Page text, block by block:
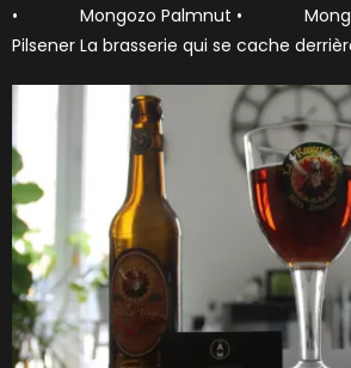
• Mongozo Palmnut •
Pilsener La brasserie qui se cache